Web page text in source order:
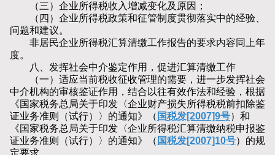
（三）企业所得税收入增减变化及原因；
（四）企业所得税政策和征管制度贯彻落实中的经验、
问题和建议。
非居民企业所得税汇算清缴工作报告的要求内容同上年
度。
八、发挥社会中介鉴定作用，促进汇算清缴工作
（一）适应当前税收征收管理的需要，进一步发挥社会
中介机构的审核鉴证作用，结合以往有效作法和经验，根据
《国家税务总局关于印发〈企业财产损失所得税税前扣除鉴
证业务准则（试行）〉的通知》（ 国税发[2007]9号）和
《国家税务总局关于印发〈企业所得税汇算清缴纳税申报鉴
证业务准则（试行）〉的通知》（ 国税发[2007]10号）的规